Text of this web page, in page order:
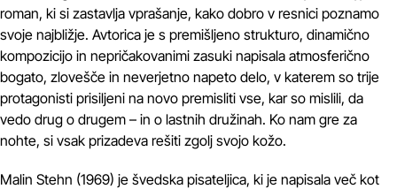
roman, ki si zastavlja vprašanje, kako dobro v resnici poznamo
svoje najbližje. Avtorica je s premišljeno strukturo, dinamično
kompozicijo in nepričakovanimi zasuki napisala atmosferično
bogato, zlovešče in neverjetno napeto delo, v katerem so trije
protagonisti prisiljeni na novo premisliti vse, kar so mislili, da
vedo drug o drugem – in o lastnih družinah. Ko nam gre za
nohte, si vsak prizadeva rešiti zgolj svojo kožo.
Malin Stehn (1969) je švedska pisateljica, ki je napisala več kot